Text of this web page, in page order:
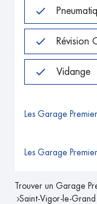
Révision
Vidange
Les Garage
Les Garage
Trouver un Garage
Saint-Vigor-le-Grand